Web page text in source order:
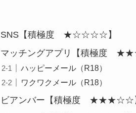
SNS【積極度 ★☆☆☆☆】
マッチングアプリ【積極度
ハッピーメール（R18）
ワクワクメール（R18）
ビアンバー【積極度 ★★★☆☆